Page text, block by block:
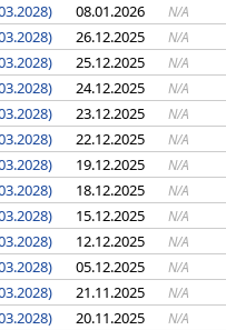
08.01.2026 N/A
26.12.2025 N/A
25.12.2025 N/A
24.12.2025 N/A
23.12.2025 N/A
22.12.2025 N/A
19.12.2025 N/A
18.12.2025 N/A
15.12.2025 N/A
12.12.2025 N/A
05.12.2025 N/A
21.11.2025 N/A
20.11.2025 N/A